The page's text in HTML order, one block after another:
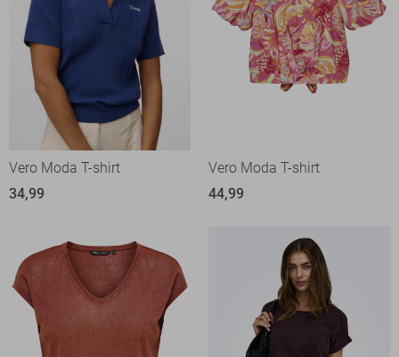
Vero Moda T-shirt
34,99
Vero Moda T-shirt
44,99